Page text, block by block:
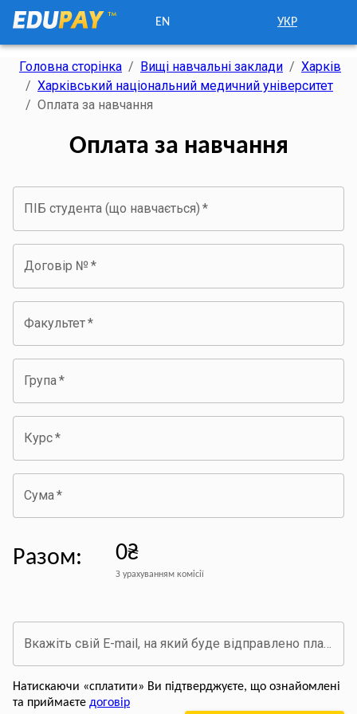
EN УКР
Головна сторінка / Вищі навчальні заклади / Харків
/ Харківський національний медичний університет
/ Оплата за навчання
Оплата за навчання
ПІБ студента (що навчається) *
Договір № *
Факультет*
Група*
Курс*
Сума*
Разом: 0₴
З урахуванням комісії
Вкажіть свій E-mail, на який буде відправлено платіжний документ про оплату
Натискаючи «сплатити» Ви підтверджуєте, що ознайомлені
та приймаєте договір